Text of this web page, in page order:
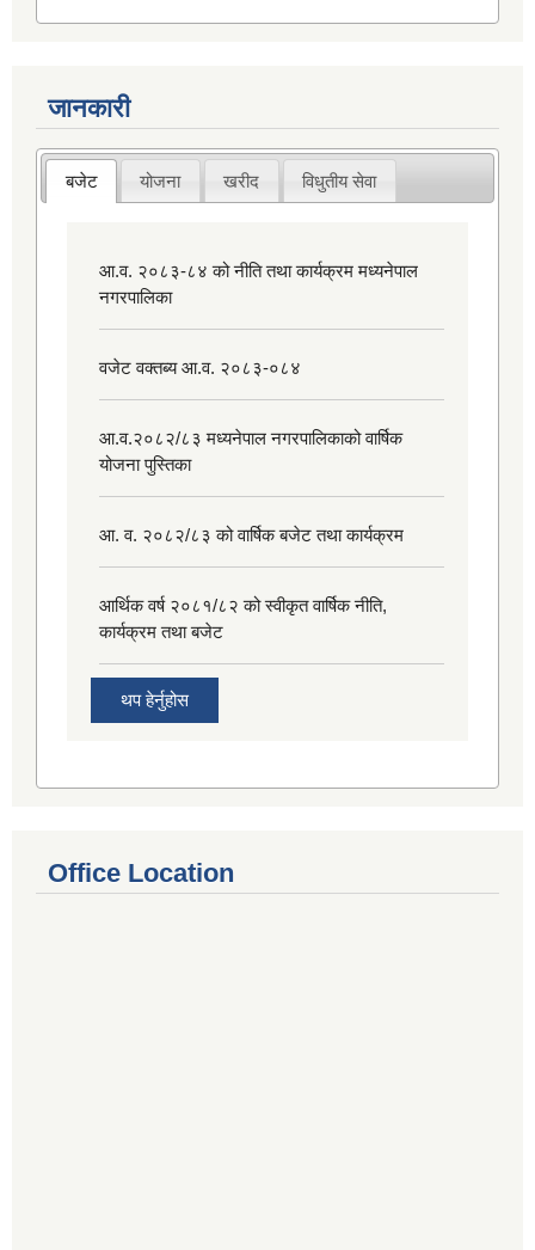
जानकारी
बजेट योजना खरीद विधुतीय सेवा
आ.व. २०८३-८४ को नीति तथा कार्यक्रम मध्यनेपाल
नगरपालिका
वजेट वक्तब्य आ.व. २०८३-०८४
आ.व.२०८२/८३ मध्यनेपाल नगरपालिकाको वार्षिक
योजना पुस्तिका
आ. व. २०८२/८३ को वार्षिक बजेट तथा कार्यक्रम
आर्थिक वर्ष २०८१/८२ को स्वीकृत वार्षिक नीति,
कार्यक्रम तथा बजेट
थप हेर्नुहोस
Office Location